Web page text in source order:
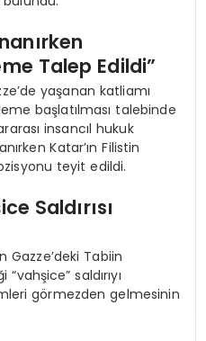
Talep Edildi”
yaşanan katliamı
başlatılması talebinde
insancıl hukuk
Katar’ın Filistin
teyit edildi.
Saldırısı
Gazze’deki Tabiin
saldırıyı
görmezden gelmesinin